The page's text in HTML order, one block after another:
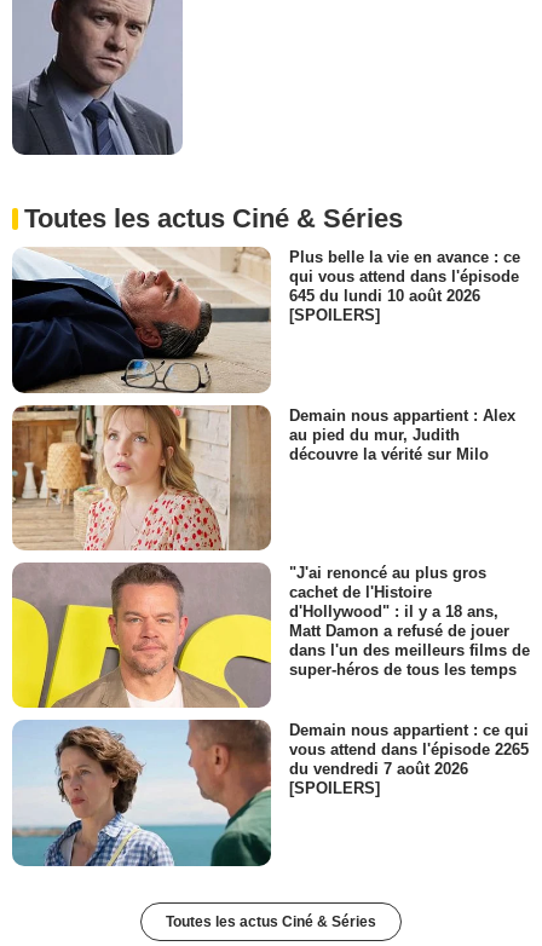
Toutes les actus Ciné & Séries
Plus belle la vie en avance : ce
qui vous attend dans l'épisode
645 du lundi 10 août 2026
[SPOILERS]
Demain nous appartient : Alex
au pied du mur, Judith
découvre la vérité sur Milo
"J'ai renoncé au plus gros
cachet de l'Histoire
d'Hollywood" : il y a 18 ans,
Matt Damon a refusé de jouer
dans l'un des meilleurs films de
super-héros de tous les temps
Demain nous appartient : ce qui
vous attend dans l'épisode 2265
du vendredi 7 août 2026
[SPOILERS]
Toutes les actus Ciné & Séries